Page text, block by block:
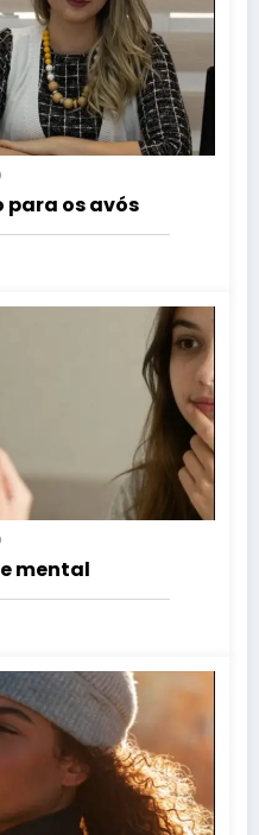
para os avós
mental